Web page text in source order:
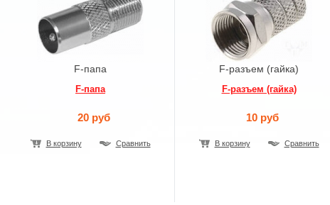
F-папа
F-папа
20 руб
В корзину Сравнить
F-разъем (гайка)
F-разъем (гайка)
10 руб
В корзину Сравнить